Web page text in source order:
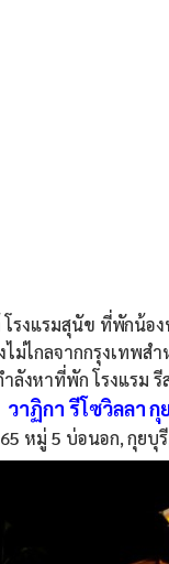
รงแรมสุนัข ที่พักน้อ
ไม่ไกลจากกรุงเทพ
ลังหาที่พัก โรงแรม
วาฏิกา รีโซวิลลา
65 หมู่ 5 บ่อนอก, กุยบุ